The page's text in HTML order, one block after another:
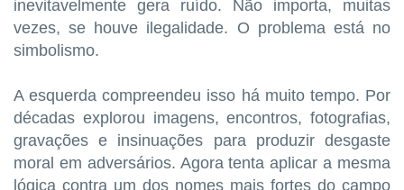
inevitavelmente gera ruído. Não importa, muitas
vezes, se houve ilegalidade. O problema está no
simbolismo.
A esquerda compreendeu isso há muito tempo. Por
décadas explorou imagens, encontros, fotografias,
gravações e insinuações para produzir desgaste
moral em adversários. Agora tenta aplicar a mesma
lógica contra um dos nomes mais fortes do campo